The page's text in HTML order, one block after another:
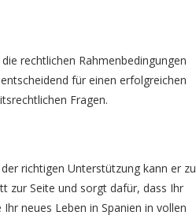
rechtlichen Rahmenbedingungen
für einen erfolgreichen
Fragen.
richtigen Unterstützung kann er zu
zur Seite und sorgt dafür, dass Ihr
neues Leben in Spanien in vollen